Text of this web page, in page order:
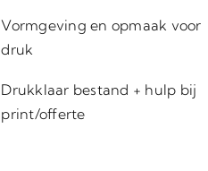
Vormgeving en opmaak voor
druk
Drukklaar bestand + hulp bij
print/offerte